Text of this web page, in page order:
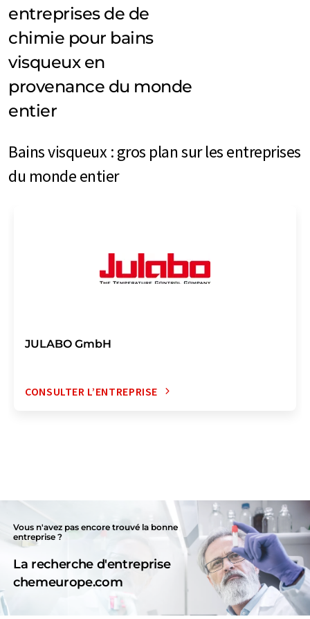
entreprises de de
chimie pour bains
visqueux en
provenance du monde
entier
Bains visqueux : gros plan sur les entreprises
du monde entier
JULABO GmbH
CONSULTER L’ENTREPRISE
Vous n'avez pas encore trouvé la bonne
entreprise ?
La recherche d'entreprise
chemeurope.com